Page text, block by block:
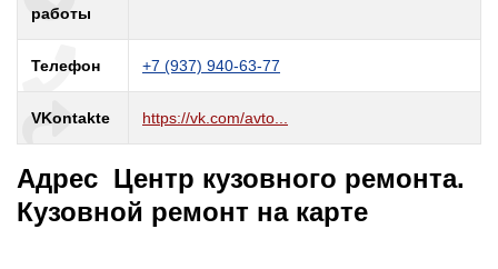
работы
Телефон +7 (937) 940-63-77
VKontakte https://vk.com/avto...
Адрес Центр кузовного ремонта.
Кузовной ремонт на карте